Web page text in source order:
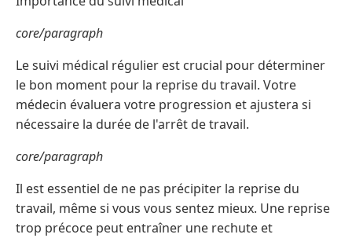
core/paragraph
Le suivi médical régulier est crucial pour déterminer
le bon moment pour la reprise du travail. Votre
médecin évaluera votre progression et ajustera si
nécessaire la durée de l'arrêt de travail.
core/paragraph
Il est essentiel de ne pas précipiter la reprise du
travail, même si vous vous sentez mieux. Une reprise
trop précoce peut entraîner une rechute et